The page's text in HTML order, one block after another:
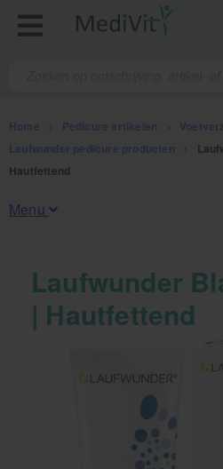
Home Pedicure artikelen
Laufwunder pedicure producten
Hautfettend
Menu
Fysiotherapieproducten
Verbruiksmaterialen
Massagetafels
Laufwunder
| Hautfettend